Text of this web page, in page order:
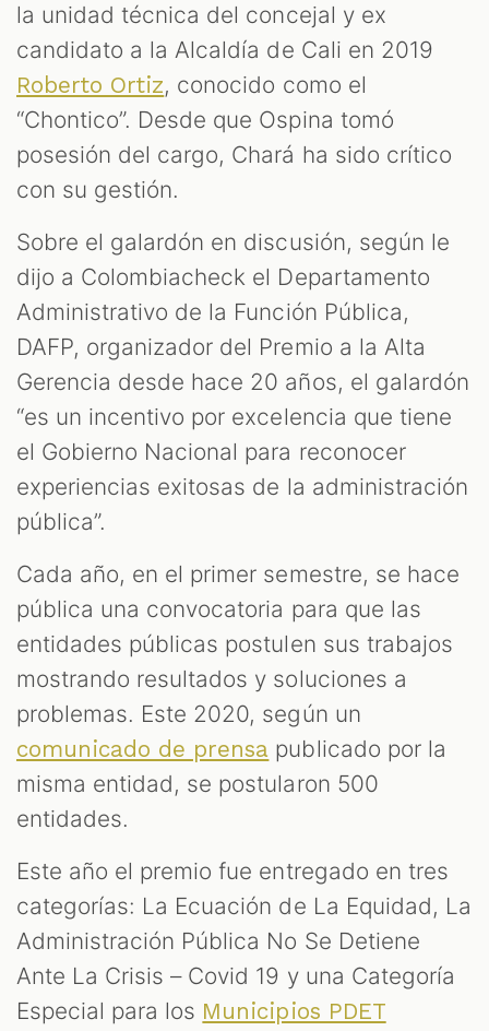
la unidad técnica del concejal y ex
candidato a la Alcaldía de Cali en 2019
Roberto Ortiz, conocido como el
“Chontico”. Desde que Ospina tomó
posesión del cargo, Chará ha sido crítico
con su gestión.
Sobre el galardón en discusión, según le
dijo a Colombiacheck el Departamento
Administrativo de la Función Pública,
DAFP, organizador del Premio a la Alta
Gerencia desde hace 20 años, el galardón
“es un incentivo por excelencia que tiene
el Gobierno Nacional para reconocer
experiencias exitosas de la administración
pública”.
Cada año, en el primer semestre, se hace
pública una convocatoria para que las
entidades públicas postulen sus trabajos
mostrando resultados y soluciones a
problemas. Este 2020, según un
comunicado de prensa publicado por la
misma entidad, se postularon 500
entidades.
Este año el premio fue entregado en tres
categorías: La Ecuación de La Equidad, La
Administración Pública No Se Detiene
Ante La Crisis – Covid 19 y una Categoría
Especial para los Municipios PDET